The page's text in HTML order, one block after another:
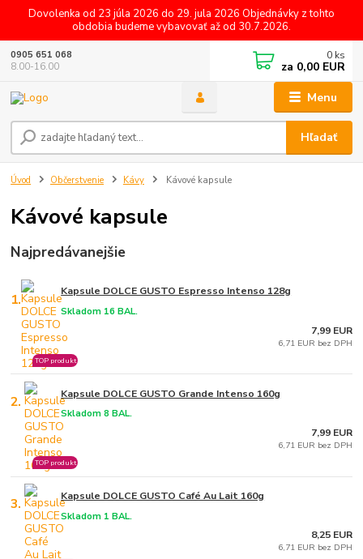
Dovolenka od 23 júla 2026 do 29. jula 2026 Objednávky z tohto
obdobia budeme vybavovať až od 30.7.2026.
Menu
Hľadať
0905 651 068
8.00-16.00
0 ks
za 0,00 EUR
Úvod Občerstvenie Kávy Kávové kapsule
Kávové kapsule
Najpredávanejšie
1. Kapsule DOLCE GUSTO Espresso Intenso 128g
Skladom 16 BAL.
TOP produkt
7,99 EUR
6,71 EUR bez DPH
2. Kapsule DOLCE GUSTO Grande Intenso 160g
Skladom 8 BAL.
TOP produkt
7,99 EUR
6,71 EUR bez DPH
3. Kapsule DOLCE GUSTO Café Au Lait 160g
Skladom 1 BAL.
8,25 EUR
6,71 EUR bez DPH